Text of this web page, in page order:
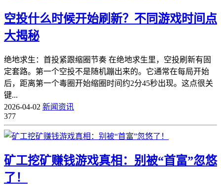
空投什么时候开始刷新？不同游戏时间点
大揭秘
绝地求生：首投紧跟缩圈节奏 在绝地求生里，空投刷新有固
定套路。第一个空投不是随机蹦出来的。它通常在每局开始
后，距离第一个毒圈开始缩圈时间约2分45秒出现。这点很关
键...
2026-04-02 新闻资讯
377
矿工挖矿赚钱游戏真相：别被“首富”忽悠
了！